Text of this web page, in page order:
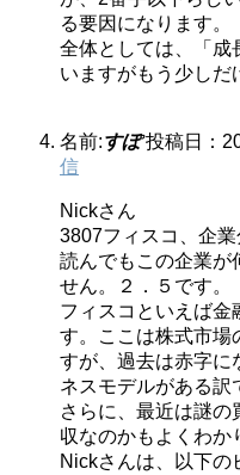
る要因になります。
全体としては、「成
いますがもう少しだ
名前:すぽ 投稿日：
信
Nickさん
3807フィスコ、企
読んでもこの企業が
せん。２．５です。
フィスコといえば金
す。ここは株式市場
すが、過去は赤字に
ネスモデルがある訳
さらに、最近は謎の
収なのかもよくわか
Nickさんは、以下の